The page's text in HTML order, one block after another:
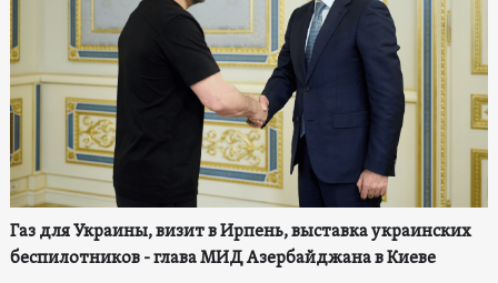
Газ для Украины, визит в Ирпень, выставка украинских
беспилотников - глава МИД Азербайджана в Киеве